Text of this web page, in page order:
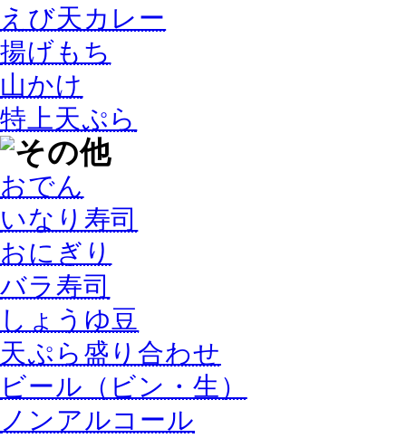
えび天カレー
揚げもち
山かけ
特上天ぷら
おでん
いなり寿司
おにぎり
バラ寿司
しょうゆ豆
天ぷら盛り合わせ
ビール（ビン・生）
ノンアルコール